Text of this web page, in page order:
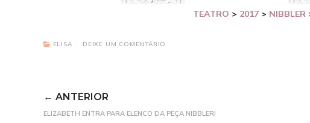
TEATRO > 2017 > NIBBLER
ELISA DEIXE UM COMENTÁRIO
← ANTERIOR
ELIZABETH ENTRA PARA ELENCO DA PEÇA NIBBLER!